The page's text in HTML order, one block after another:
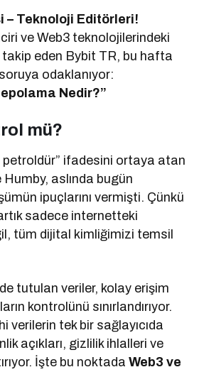
– Teknoloji Editörleri!
ve Web3 teknolojilerindeki
takip eden Bybit TR, bu hafta
odaklanıyor:
Nedir?”
mü?
petroldür” ifadesini ortaya atan
aslında bugün
ipuçlarını vermişti. Çünkü
sadece internetteki
tüm dijital kimliğimizi temsil
tutulan veriler, kolay erişim
kontrolünü sınırlandırıyor.
verilerin tek bir sağlayıcıda
açıkları, gizlilik ihlalleri ve
İşte bu noktadaWeb3 ve